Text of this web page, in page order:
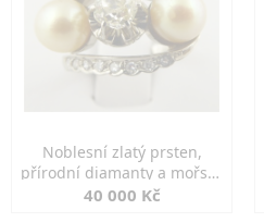
Noblesní zlatý prsten,
přírodní diamanty a mořské
perly
40 000 Kč